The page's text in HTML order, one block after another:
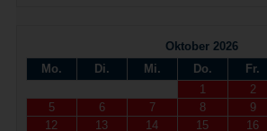
Oktober 2026
Mo.
Di. Mi. Do. Fr.
1
2
5
6 7 8 9
12
13 14 15 16